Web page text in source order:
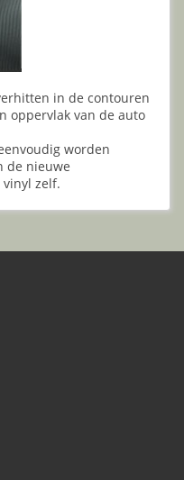
in de contouren
oppervlak van de auto
worden
de nieuwe
zelf.